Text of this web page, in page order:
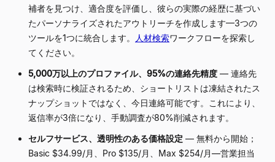
補者を見つけ、適合度を評価し、彼らの実際の経歴に基づい
たパーソナライズされたアウトリーチを作成します—3つの
ツールを1つに統合します。
人材検索ワークフローを探索し
てください。
5,000万以上のプロファイル、95%の連絡先精度 — 連絡先
は検索時に検証されるため、ショートリストは凍結されたス
ナップショットではなく、今日連絡可能です。これにより、
返信率が3倍になり、手動調査が80%削減されます。
セルフサービス、透明性のある価格設定 — 無料から開始；
Basic $34.99/月、Pro $135/月、Max $254/月—営業担当